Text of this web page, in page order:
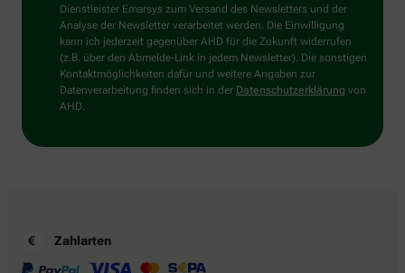
wählen
Sie
bitte
das
Flugzeug.
Dienstleister Emarsys zum Versand des Newsletters und der
Analyse der Newsletter verarbeitet werden. Die Einwilligung
kann ich jederzeit gegenüber AHD für die Zukunft widerrufen
(z.B. über den Abmelde-Link in jedem Newsletter). Die sonstigen
Kontaktmöglichkeiten dafür und weitere Angaben zur
Datenverarbeitung finden sich in der Datenschutzerklärung von
AHD.
Zahlarten